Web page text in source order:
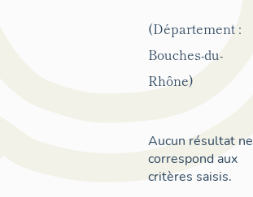
(Département :
Bouches-du-
Rhône)
Aucun résultat ne
correspond aux
critères saisis.